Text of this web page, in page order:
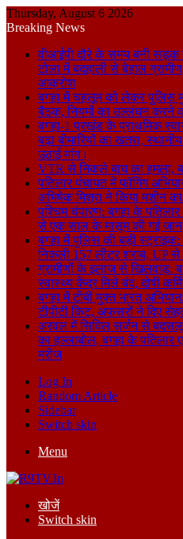
Thursday, August 6 2026
Breaking News
वीआईपी दौरे के समय बनी सड़क
टोला में बदहाली से बेहाल
आक्रोश
बगहा में चहलूम को लेकर पुलिस
बैठक, नियमों का उल्लंघन करने
बगहा-1 प्रखंड के प्राथमिक
बढ़ा बीमारियों का खतरा,
उठाई मांग।
VTR से निकले बाघ का हमला,
पतिलार पंचायत में फॉगिंग
अभिषेक मिश्रा ने किया मशीन
पश्चिम चंपारण: बगहा के
से एक साल के मासूम की गई जान
बगहा में पुलिस की बड़ी
निकली 157 लीटर शराब, UP से
ग्रामीणों के इलाज से खिलवाड़:
स्वास्थ्य केंद्र मिले बंद, दोषी
बगहा में टीबी मुक्त भारत
टीपीटी किट, अफसरों ने दिए
अरवल में सिविल सर्जन से
का हल्लाबोल, बगहा के पतिलार
मरीज
Log In
Random Article
Sidebar
Switch skin
Menu
खोजें
Switch skin